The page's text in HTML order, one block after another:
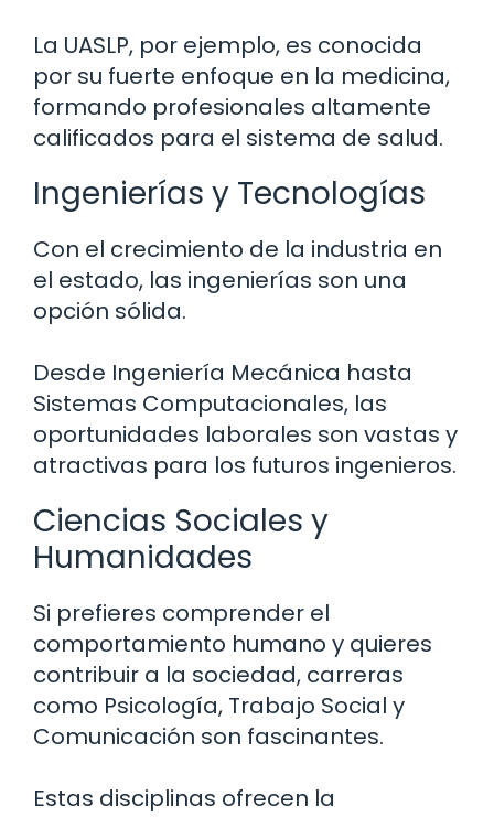
La UASLP, por ejemplo, es conocida
por su fuerte enfoque en la medicina,
formando profesionales altamente
calificados para el sistema de salud.
Ingenierías y Tecnologías
Con el crecimiento de la industria en
el estado, las ingenierías son una
opción sólida.
Desde Ingeniería Mecánica hasta
Sistemas Computacionales, las
oportunidades laborales son vastas y
atractivas para los futuros ingenieros.
Ciencias Sociales y
Humanidades
Si prefieres comprender el
comportamiento humano y quieres
contribuir a la sociedad, carreras
como Psicología, Trabajo Social y
Comunicación son fascinantes.
Estas disciplinas ofrecen la